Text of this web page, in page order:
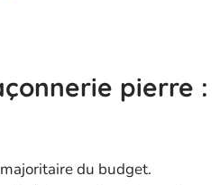
pierre :
du budget.